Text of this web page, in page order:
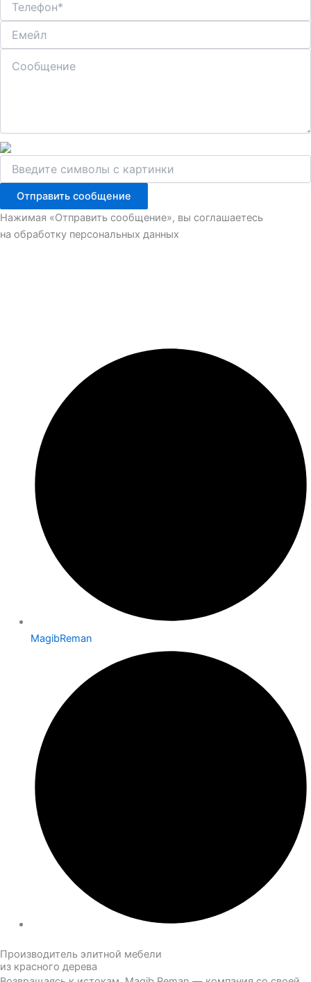
Отправить сообщение
Нажимая «Отправить сообщение», вы соглашаетесь
на обработку персональных данных
MagibReman
Производитель элитной мебели
из красного дерева